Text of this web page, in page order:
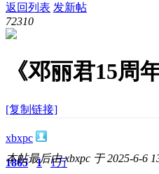
返回列表 发新帖
72310
《邓丽君15周
[复制链接]
xbxpc
1865 1 1万
本帖最后由 xbxpc 于 2025-6-6